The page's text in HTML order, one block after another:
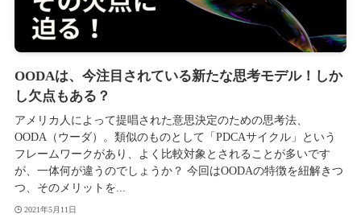
OODAは、今注目されている新たな思考モデル！しか
し欠点もある？
アメリカ人によって提唱された意思決定のための思考法、
OODA（ウーダ）。類似のものとして「PDCAサイクル」という
フレームワークがあり、よく比較対象とされることが多いです
が、一体何が違うのでしょうか？ 今回はOODAの特徴を紐解きつ
つ、そのメリットを...
2021年5月11日